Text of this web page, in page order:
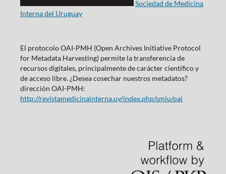
Sociedad de Medicina
Interna del Uruguay
El protocolo OAI-PMH (Open Archives Initiative Protocol
for Metadata Harvesting) permite la transferencia de
recursos digitales, principalmente de carácter científico y
de acceso libre. ¿Desea cosechar nuestros metadatos?
dirección OAI-PMH:
http://revistamedicinainterna.uy/index.php/smiu/oai